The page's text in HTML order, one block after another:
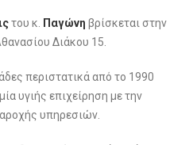
του κ. Παγώνη βρίσκεται στην
Διάκου 15.
περιστατικά από το 1990
υγιής επιχείρηση με την
υπηρεσιών.